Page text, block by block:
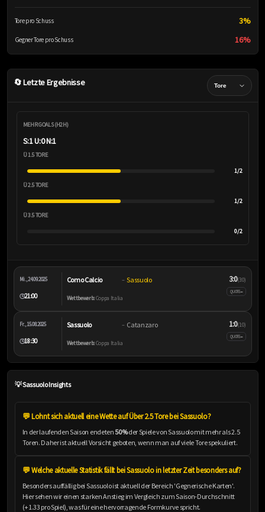
Tore pro Schuss 3%
Gegner Tore pro Schuss 16%
🔄 Letzte Ergebnisse
MEHR GOALS (H2H)
S:1 U:0 N:1
Ü 1.5 TORE
1/2
Ü 2.5 TORE
1/2
Ü 3.5 TORE
0/2
Mi., 24.09.2025
🕒21:00
Como Calcio – Sassuolo
Wettbewerb:Coppa Italia
3:0(3:0)
QUOTE–
Fr., 15.08.2025
🕒18:30
Sassuolo – Catanzaro
Wettbewerb:Coppa Italia
1:0(1:0)
QUOTE–
💡 Sassuolo Insights
💬 Lohnt sich aktuell eine Wette auf Über 2.5 Tore bei Sassuolo?
In der laufenden Saison endeten50%der Spiele von Sassuolo mit mehr als 2.5
Toren. Daher ist aktuell Vorsicht geboten, wenn man auf viele Tore spekuliert.
💬 Welche aktuelle Statistik fällt bei Sassuolo in letzter Zeit besonders auf?
Besonders auffällig bei Sassuolo ist aktuell der Bereich 'Gegnerische Karten'.
Hier sehen wir einen starken Anstieg im Vergleich zum Saison-Durchschnitt
(+1.33 pro Spiel), was für eine hervorragende Formkurve spricht.